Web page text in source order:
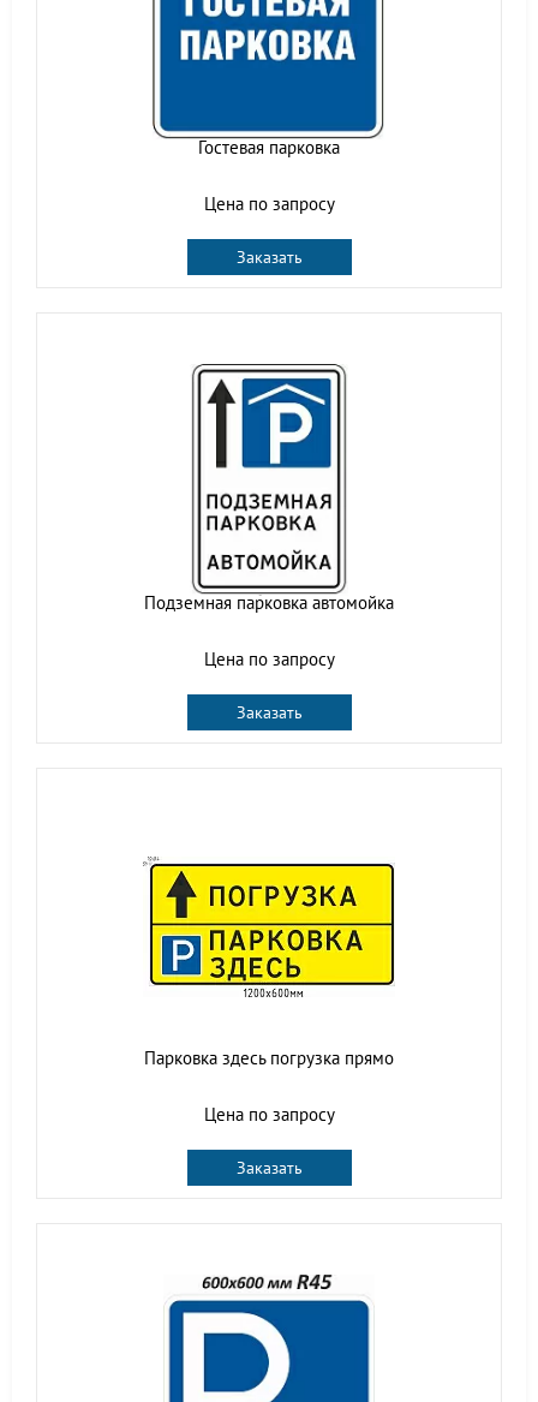
Гостевая парковка
Цена по запросу
Заказать
Подземная парковка автомойка
Цена по запросу
Заказать
Парковка здесь погрузка прямо
Цена по запросу
Заказать